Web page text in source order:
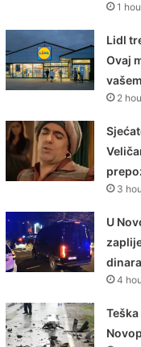
1
Lidl
Ovaj
2
3
U
dinara
4